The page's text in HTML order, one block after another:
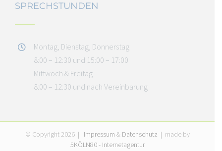
SPRECHSTUNDEN
Montag, Dienstag, Donnerstag
8:00 – 12:30 und 15:00 – 17:00
Mittwoch & Freitag
8:00 – 12:30 und nach Vereinbarung
© Copyright 2026 | Impressum & Datenschutz | made by
5KÖLN80 - Internetagentur